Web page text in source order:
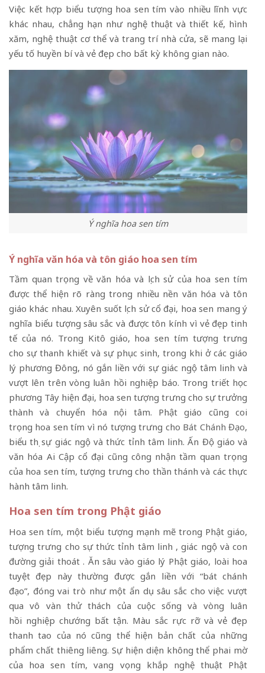
Việc kết hợp biểu tượng hoa sen tím vào nhiều lĩnh vực
khác nhau, chẳng hạn như nghệ thuật và thiết kế, hình
xăm, nghệ thuật cơ thể và trang trí nhà cửa, sẽ mang lại
yếu tố huyền bí và vẻ đẹp cho bất kỳ không gian nào.
Ý nghĩa hoa sen tím
Ý nghĩa văn hóa và tôn giáo hoa sen tím
Tầm quan trọng về văn hóa và lịch sử của hoa sen tím
được thể hiện rõ ràng trong nhiều nền văn hóa và tôn
giáo khác nhau. Xuyên suốt lịch sử cổ đại, hoa sen mang ý
nghĩa biểu tượng sâu sắc và được tôn kính vì vẻ đẹp tinh
tế của nó. Trong Kitô giáo, hoa sen tím tượng trưng
cho sự thanh khiết và sự phục sinh, trong khi ở các giáo
lý phương Đông, nó gắn liền với sự giác ngộ tâm linh và
vượt lên trên vòng luân hồi nghiệp báo. Trong triết học
phương Tây hiện đại, hoa sen tượng trưng cho sự trưởng
thành và chuyển hóa nội tâm. Phật giáo cũng coi
trọng hoa sen tím vì nó tượng trưng cho Bát Chánh Đạo,
biểu thị sự giác ngộ và thức tỉnh tâm linh. Ấn Độ giáo và
văn hóa Ai Cập cổ đại cũng công nhận tầm quan trọng
của hoa sen tím, tượng trưng cho thần thánh và các thực
hành tâm linh.
Hoa sen tím trong Phật giáo
Hoa sen tím, một biểu tượng mạnh mẽ trong Phật giáo,
tượng trưng cho sự thức tỉnh tâm linh , giác ngộ và con
đường giải thoát . Ăn sâu vào giáo lý Phật giáo, loài hoa
tuyệt đẹp này thường được gắn liền với “bát chánh
đạo”, đóng vai trò như một ẩn dụ sâu sắc cho việc vượt
qua vô vàn thử thách của cuộc sống và vòng luân
hồi nghiệp chướng bất tận. Màu sắc rực rỡ và vẻ đẹp
thanh tao của nó cũng thể hiện bản chất của những
phẩm chất thiêng liêng. Sự hiện diện không thể phai mờ
của hoa sen tím, vang vọng khắp nghệ thuật Phật